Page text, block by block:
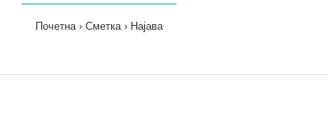
Почетна Сметка Најава